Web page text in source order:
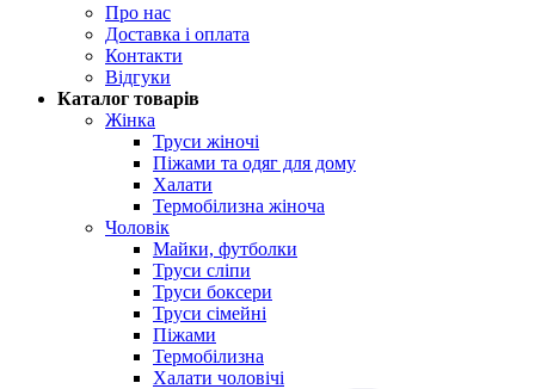
Про нас
Доставка і оплата
Контакти
Відгуки
Каталог товарів
Жінка
Труси жіночі
Піжами та одяг для дому
Халати
Термобілизна жіноча
Чоловік
Майки, футболки
Труси сліпи
Труси боксери
Труси сімейні
Піжами
Термобілизна
Халати чоловічі